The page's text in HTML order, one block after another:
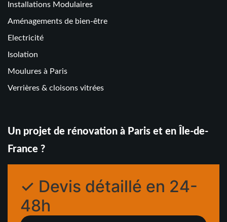
Installations Modulaires
Aménagements de bien-être
Electricité
Isolation
Moulures à Paris
Verrières & cloisons vitrées
Un projet de rénovation à Paris et en Île-de-
France ?
✓ Devis détaillé en 24-
48h